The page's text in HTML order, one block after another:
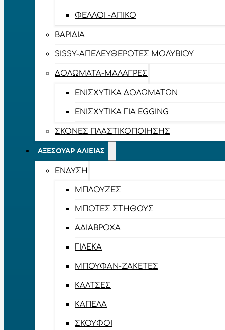
ΦΕΛΛΟΊ -ΑΠΊΚΟ
ΒΑΡΊΔΙΑ
SISSY-ΑΠΕΛΕΥΘΕΡΟΤΈΣ ΜΟΛΥΒΙΟΎ
ΔΟΛΏΜΑΤΑ-ΜΑΛΆΓΡΕΣ
ΕΝΙΣΧΥΤΙΚΆ ΔΟΛΩΜΆΤΩΝ
ΕΝΙΣΧΥΤΙΚΆ ΓΙΑ EGGING
ΣΚΌΝΕΣ ΠΛΑΣΤΙΚΟΠΟΊΗΣΗΣ
ΑΞΕΣΟΥΆΡ ΑΛΙΕΊΑΣ
ΈΝΔΥΣΗ
ΜΠΛΟΎΖΕΣ
ΜΠΌΤΕΣ ΣΤΉΘΟΥΣ
ΑΔΙΆΒΡΟΧΑ
ΓΙΛΈΚΑ
ΜΠΟΥΦΆΝ-ΖΑΚΈΤΕΣ
ΚΆΛΤΣΕΣ
ΚΑΠΈΛΑ
ΣΚΟΎΦΟΙ